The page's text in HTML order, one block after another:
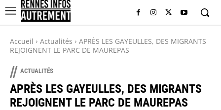
Accueil Actualités
APRÈS LES GAYEULLES, DES MIGRANTS
REJOIGNENT LE PARC DE MAUREPAS
// ACTUALITÉS
APRÈS LES GAYEULLES, DES MIGRANTS
REJOIGNENT LE PARC DE MAUREPAS